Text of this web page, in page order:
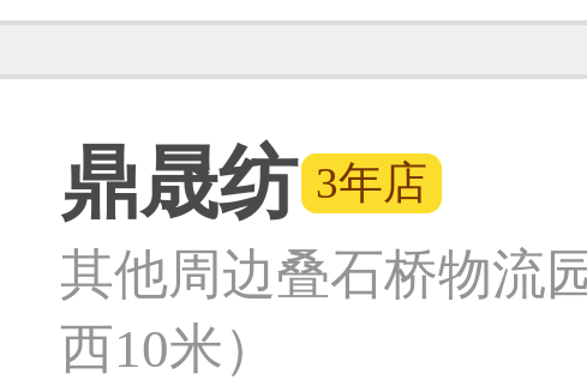
鼎晟纺 3年店
其他周边叠石桥物流
西10米）